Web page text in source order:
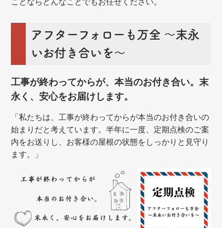
ことならどんなことでもお任せください。
アフターフォローも万全 ～末永
いお付き合いを～
工事が終わってからが、本当のお付き合い。末
永く、安心をお届けします。
「私たちは、工事が終わってからが本当のお付き合いの
始まりだと考えています。半年に一度、定期点検のご案
内をお送りし、お客様の屋根の状態をしっかりと見守り
ます。」